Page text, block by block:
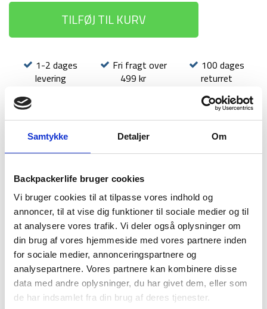
Samtykke Detaljer Om
Backpackerlife bruger cookies
Vi bruger cookies til at tilpasse vores indhold og
annoncer, til at vise dig funktioner til sociale medier og til
at analysere vores trafik. Vi deler også oplysninger om
din brug af vores hjemmeside med vores partnere inden
for sociale medier, annonceringspartnere og
analysepartnere. Vores partnere kan kombinere disse
data med andre oplysninger, du har givet dem, eller som
de har indsamlet fra din brug af deres tjenester.
TILFØJ TIL KURV
1-2 dages
levering
Fri fragt over
499 kr
100 dages
returret
BRAND
Disse vandrestrømper i merino uld fra Trespass giver god
beskyttelse og varme til dine fødder i alle terræn og
temperaturer. Vandrestrømperne består af 65% merinould,
15% nylon, 14% akryl, 5% polyester, 3% gummi.
Størrelsesguide:
Medium = EU str. 37-41